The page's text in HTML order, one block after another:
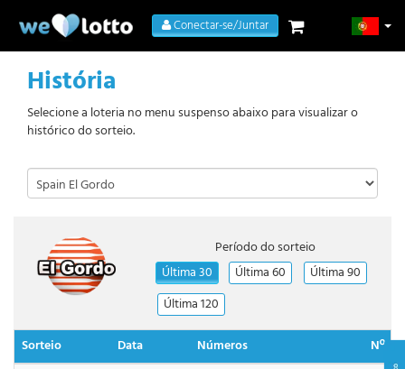
Conectar-se/Juntar
História
Selecione a loteria no menu suspenso abaixo para visualizar o
histórico do sorteio.
Período do sorteio
Última 30
Última 60
Última 90
Última 120
Sorteio
Data Números
Nº